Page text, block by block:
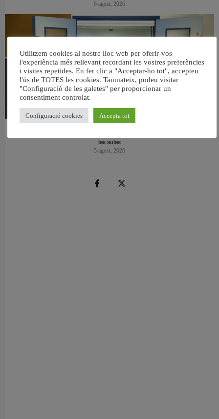
6 agost, 2026
les aules
5 agost, 2026
Utilitzem cookies al nostre lloc web per oferir-vos
l'experiència més rellevant recordant les vostres preferències
i visites repetides. En fer clic a "Acceptar-ho tot", accepteu
l'ús de TOTES les cookies. Tanmateix, podeu visitar
"Configuració de les galetes" per proporcionar un
consentiment controlat.
Configuració cookies Accepta tot